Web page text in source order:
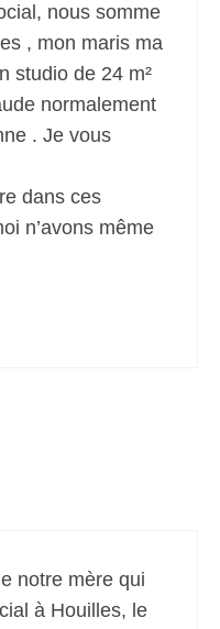
nous somme
, mon maris ma
studio de 24 m²
normalement
. Je vous
dans ces
n’avons même
notre mère qui
à Houilles, le